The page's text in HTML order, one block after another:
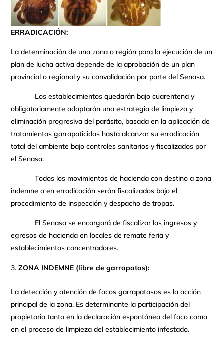
ERRADICACIÓN:
La determinación de una zona o región para la ejecución de un
plan de lucha activa depende de la aprobación de un plan
provincial o regional y su convalidación por parte del Senasa.
Los establecimientos quedarán bajo cuarentena y
obligatoriamente adoptarán una estrategia de limpieza y
eliminación progresiva del parásito, basada en la aplicación de
tratamientos garrapaticidas hasta alcanzar su erradicación
total del ambiente bajo controles sanitarios y fiscalizados por
el Senasa.
Todos los movimientos de hacienda con destino a zona
indemne o en erradicación serán fiscalizados bajo el
procedimiento de inspección y despacho de tropas.
El Senasa se encargará de fiscalizar los ingresos y
egresos de hacienda en locales de remate feria y
establecimientos concentradores.
ZONA INDEMNE (libre de garrapatas):
La detección y atención de focos garrapatosos es la acción
principal de la zona. Es determinante la participación del
propietario tanto en la declaración espontánea del foco como
en el proceso de limpieza del establecimiento infestado.